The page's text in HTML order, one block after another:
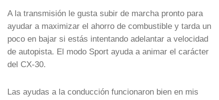
A la transmisión le gusta subir de marcha pronto para
ayudar a maximizar el ahorro de combustible y tarda un
poco en bajar si estás intentando adelantar a velocidad
de autopista. El modo Sport ayuda a animar el carácter
del CX-30.
Las ayudas a la conducción funcionaron bien en mis